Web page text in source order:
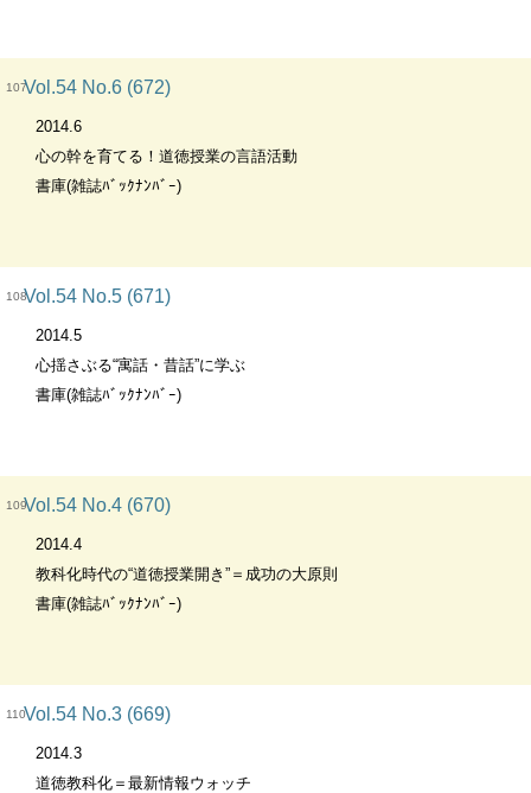
107Vol.54 No.6 (672)
2014.6
心の幹を育てる！道徳授業の言語活動
書庫(雑誌ﾊﾞｯｸﾅﾝﾊﾞｰ)
108Vol.54 No.5 (671)
2014.5
心揺さぶる“寓話・昔話”に学ぶ
書庫(雑誌ﾊﾞｯｸﾅﾝﾊﾞｰ)
109Vol.54 No.4 (670)
2014.4
教科化時代の“道徳授業開き”＝成功の大原則
書庫(雑誌ﾊﾞｯｸﾅﾝﾊﾞｰ)
110Vol.54 No.3 (669)
2014.3
道徳教科化＝最新情報ウォッチ